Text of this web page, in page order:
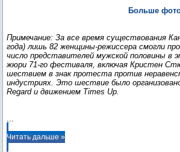
Больше
Примечание: За все время существования
года) лишь 82 женщины-режиссера смогли
число представителей мужской половины в
жюри 71-го фестиваля, включая Кристен
шествием в знак протеста против
индустриях. Это шествие было
Regard и движением Times Up.
...
Читать дальше »